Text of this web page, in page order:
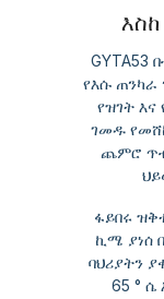
GYTA53
የእሱ ጠንካራ
የዝገት
ገመዱ
ጨምሮ
ፋይበሩ
ኪሜ ያነሰ
ባህሪያትን
65 ° ሴ